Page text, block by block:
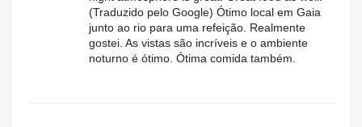
(Traduzido pelo Google) Ótimo local em Gaia
junto ao rio para uma refeição. Realmente
gostei. As vistas são incríveis e o ambiente
noturno é ótimo. Ótima comida também.